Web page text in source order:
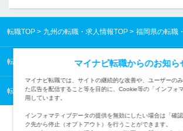
転職TOP 九州の転職・求人情報TOP 福岡県の転職
転職TOP 九州の転職・求人情報TOP 福岡県の転職
転職TOP 医薬・食品・化学・素材から探す 医薬・
マイナビ転職からのお知ら
マイナビ転職では、サイトの継続的な改善や、ユーザーの
た広告を配信すること等を目的に、Cookie等の「インフォ
用しています。
インフォマティブデータの提供を無効にしたい場合は「確
ク先から停止（オプトアウト）を行うことができます。